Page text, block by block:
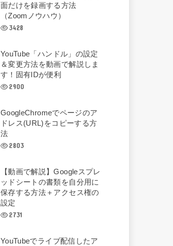
面だけを録画する方法
（Zoomノウハウ）
3428
YouTube「ハンドル」の設定
＆変更方法を動画で解説しま
す！固有IDが便利
2900
GoogleChromeでページのア
ドレス(URL)をコピーする方
法
2803
【動画で解説】Googleスプレ
ッドシートの書類を自分用に
保存する方法＋アクセス権の
設定
2731
YouTubeでライブ配信したア